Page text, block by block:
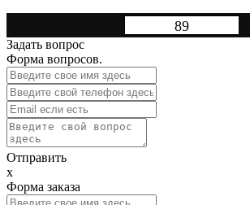
89
Задать вопрос
Форма вопросов.
Отправить
x
Форма заказа